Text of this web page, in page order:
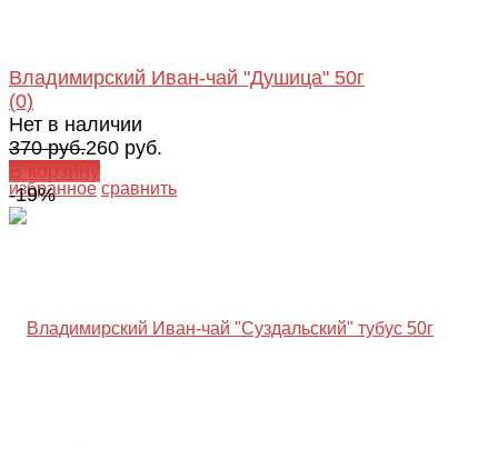
избранное сравнить
Владимирский Иван-чай "Душица" 50г
(0)
Нет в наличии
370 руб.260 руб.
В корзину
-19%